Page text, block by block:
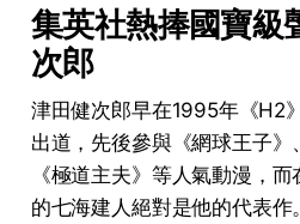
集英社熱捧國寶級
次郎
津田健次郎早在1995年《H2
出道，先後參與《網球王子》
《極道主夫》等人氣動漫，
的七海建人絕對是他的代表